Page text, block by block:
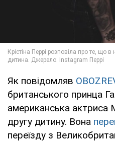
Як повідомляв
британського принца
американська
другу дитину. Вона
переїзду з